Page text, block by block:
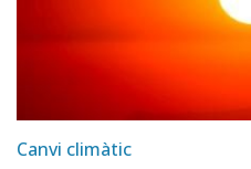
Canvi climàtic